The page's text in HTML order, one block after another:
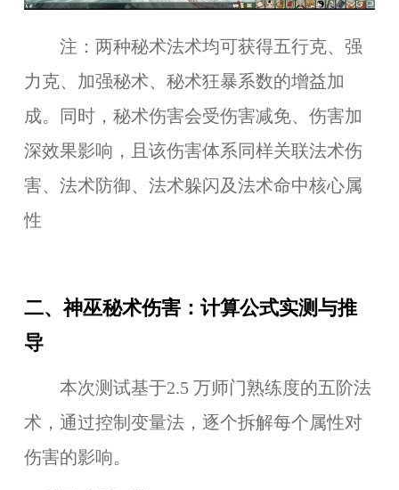
注：两种秘术法术均可获得五行克、强
力克、加强秘术、秘术狂暴系数的增益加
成。同时，秘术伤害会受伤害减免、伤害加
深效果影响，且该伤害体系同样关联法术伤
害、法术防御、法术躲闪及法术命中核心属
性
二、神巫秘术伤害：计算公式实测与推
导
本次测试基于2.5 万师门熟练度的五阶法
术，通过控制变量法，逐个拆解每个属性对
伤害的影响。